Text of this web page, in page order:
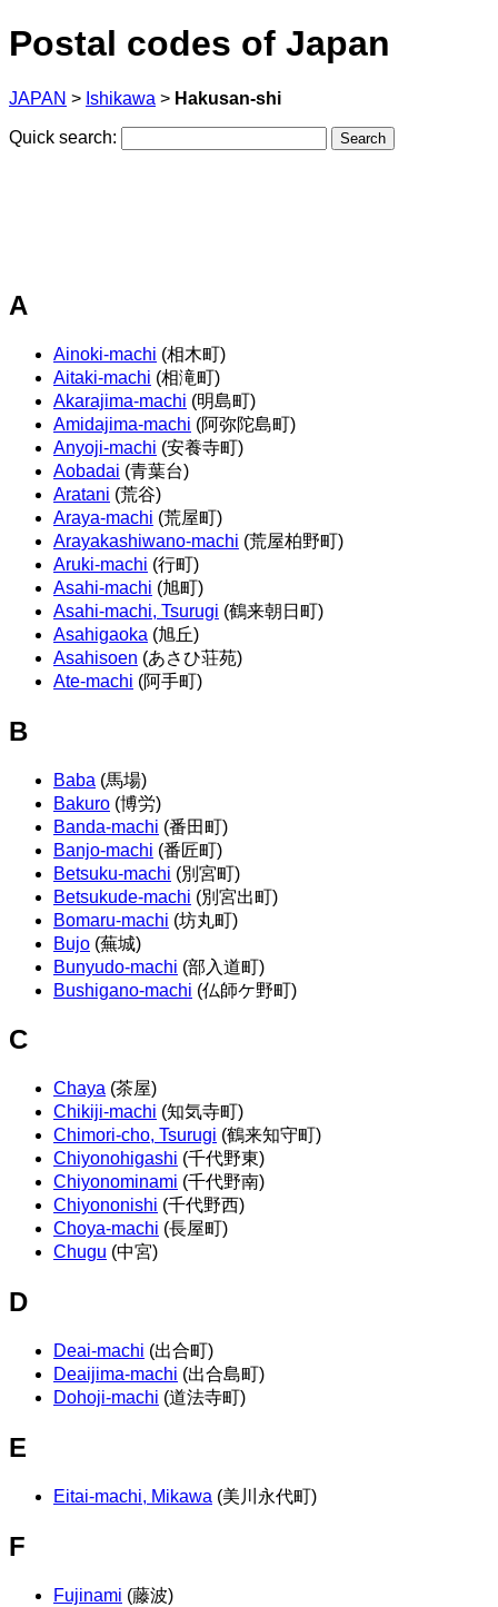
Postal codes of Japan
JAPAN > Ishikawa > Hakusan-shi
Quick search:
A
Ainoki-machi (相木町)
Aitaki-machi (相滝町)
Akarajima-machi (明島町)
Amidajima-machi (阿弥陀島町)
Anyoji-machi (安養寺町)
Aobadai (青葉台)
Aratani (荒谷)
Araya-machi (荒屋町)
Arayakashiwano-machi (荒屋柏野町)
Aruki-machi (行町)
Asahi-machi (旭町)
Asahi-machi, Tsurugi (鶴来朝日町)
Asahigaoka (旭丘)
Asahisoen (あさひ荘苑)
Ate-machi (阿手町)
B
Baba (馬場)
Bakuro (博労)
Banda-machi (番田町)
Banjo-machi (番匠町)
Betsuku-machi (別宮町)
Betsukude-machi (別宮出町)
Bomaru-machi (坊丸町)
Bujo (蕪城)
Bunyudo-machi (部入道町)
Bushigano-machi (仏師ケ野町)
C
Chaya (茶屋)
Chikiji-machi (知気寺町)
Chimori-cho, Tsurugi (鶴来知守町)
Chiyonohigashi (千代野東)
Chiyonominami (千代野南)
Chiyononishi (千代野西)
Choya-machi (長屋町)
Chugu (中宮)
D
Deai-machi (出合町)
Deaijima-machi (出合島町)
Dohoji-machi (道法寺町)
E
Eitai-machi, Mikawa (美川永代町)
F
Fujinami (藤波)